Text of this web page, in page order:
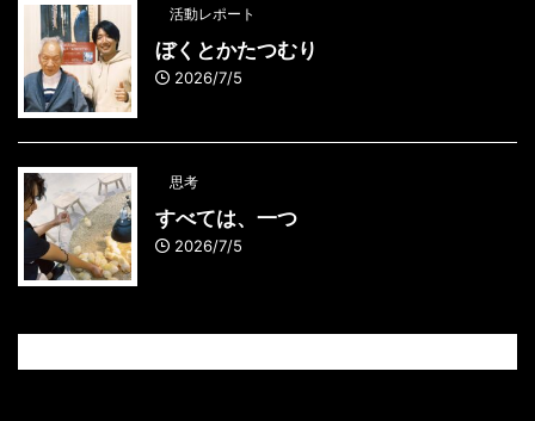
活動レポート
ぼくとかたつむり
2026/7/5
思考
すべては、一つ
2026/7/5